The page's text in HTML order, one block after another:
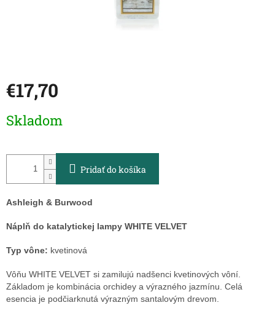
€17,70
cena:
Skladom
Pridať do košíka
Ashleigh & Burwood
Náplň do katalytickej lampy WHITE VELVET
Typ vône: kvetinová
Vôňu WHITE VELVET si zamilujú nadšenci kvetinových vôní.
Základom je kombinácia orchidey a výrazného jazmínu. Celá
esencia je podčiarknutá výrazným santalovým drevom.